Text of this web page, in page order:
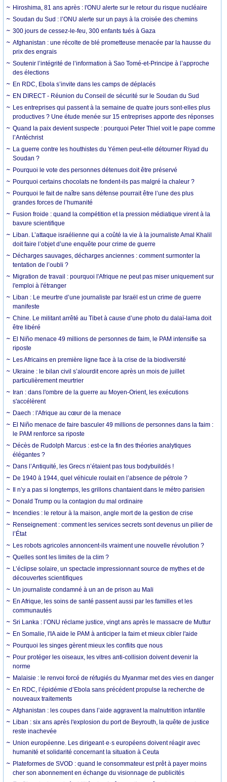
Hiroshima, 81 ans après : l'ONU alerte sur le retour du risque nucléaire
Soudan du Sud : l’ONU alerte sur un pays à la croisée des chemins
300 jours de cessez-le-feu, 300 enfants tués à Gaza
Afghanistan : une récolte de blé prometteuse menacée par la hausse du
prix des engrais
Soutenir l’intégrité de l’information à Sao Tomé-et-Principe à l’approche
des élections
En RDC, Ebola s’invite dans les camps de déplacés
EN DIRECT - Réunion du Conseil de sécurité sur le Soudan du Sud
Les entreprises qui passent à la semaine de quatre jours sont-elles plus
productives ? Une étude menée sur 15 entreprises apporte des réponses
Quand la paix devient suspecte : pourquoi Peter Thiel voit le pape comme
l’Antéchrist
La guerre contre les houthistes du Yémen peut-elle détourner Riyad du
Soudan ?
Pourquoi le vote des personnes détenues doit être préservé
Pourquoi certains chocolats ne fondent-ils pas malgré la chaleur ?
Pourquoi le fait de naître sans défense pourrait être l’une des plus
grandes forces de l’humanité
Fusion froide : quand la compétition et la pression médiatique virent à la
bavure scientifique
Liban. L’attaque israélienne qui a coûté la vie à la journaliste Amal Khalil
doit faire l’objet d’une enquête pour crime de guerre
Décharges sauvages, décharges anciennes : comment surmonter la
tentation de l’oubli ?
Migration de travail : pourquoi l'Afrique ne peut pas miser uniquement sur
l'emploi à l'étranger
Liban : Le meurtre d’une journaliste par Israël est un crime de guerre
manifeste
Chine. Le militant arrêté au Tibet à cause d’une photo du dalaï-lama doit
être libéré
El Niño menace 49 millions de personnes de faim, le PAM intensifie sa
riposte
Les Africains en première ligne face à la crise de la biodiversité
Ukraine : le bilan civil s’alourdit encore après un mois de juillet
particulièrement meurtrier
Iran : dans l'ombre de la guerre au Moyen-Orient, les exécutions
s'accélèrent
Daech : l'Afrique au cœur de la menace
El Niño menace de faire basculer 49 millions de personnes dans la faim :
le PAM renforce sa riposte
Décès de Rudolph Marcus : est-ce la fin des théories analytiques
élégantes ?
Dans l’Antiquité, les Grecs n’étaient pas tous bodybuildés !
De 1940 à 1944, quel véhicule roulait en l’absence de pétrole ?
Il n’y a pas si longtemps, les grillons chantaient dans le métro parisien
Donald Trump ou la contagion du mal ordinaire
Incendies : le retour à la maison, angle mort de la gestion de crise
Renseignement : comment les services secrets sont devenus un pilier de
l’État
Les robots agricoles annoncent-ils vraiment une nouvelle révolution ?
Quelles sont les limites de la clim ?
L’éclipse solaire, un spectacle impressionnant source de mythes et de
découvertes scientifiques
Un journaliste condamné à un an de prison au Mali
En Afrique, les soins de santé passent aussi par les familles et les
communautés
Sri Lanka : l’ONU réclame justice, vingt ans après le massacre de Muttur
En Somalie, l'IA aide le PAM à anticiper la faim et mieux cibler l'aide
Pourquoi les singes gèrent mieux les conflits que nous
Pour protéger les oiseaux, les vitres anti-collision doivent devenir la
norme
Malaisie : le renvoi forcé de réfugiés du Myanmar met des vies en danger
En RDC, l’épidémie d’Ebola sans précédent propulse la recherche de
nouveaux traitements
Afghanistan : les coupes dans l’aide aggravent la malnutrition infantile
Liban : six ans après l'explosion du port de Beyrouth, la quête de justice
reste inachevée
Union européenne. Les dirigeant·e·s européens doivent réagir avec
humanité et solidarité concernant la situation à Ceuta
Plateformes de SVOD : quand le consommateur est prêt à payer moins
cher son abonnement en échange du visionnage de publicités